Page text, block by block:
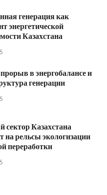
генерация как
энергетической
Казахстана
в энергобалансе и
генерации
сектор Казахстана
на рельсы экологизации
переработки